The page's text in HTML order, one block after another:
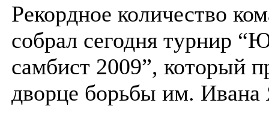
Рекордное количество
собрал сегодня турнир
самбист 2009”, который
дворце борьбы им.